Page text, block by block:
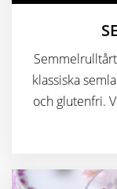
klassiska
och glutenfri.